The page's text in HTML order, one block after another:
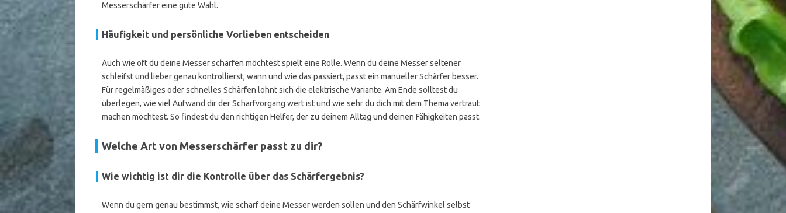
Messerschärfer eine gute Wahl.
Häufigkeit und persönliche Vorlieben entscheiden
Auch wie oft du deine Messer schärfen möchtest spielt eine Rolle. Wenn du deine Messer seltener
schleifst und lieber genau kontrollierst, wann und wie das passiert, passt ein manueller Schärfer besser.
Für regelmäßiges oder schnelles Schärfen lohnt sich die elektrische Variante. Am Ende solltest du
überlegen, wie viel Aufwand dir der Schärfvorgang wert ist und wie sehr du dich mit dem Thema vertraut
machen möchtest. So findest du den richtigen Helfer, der zu deinem Alltag und deinen Fähigkeiten passt.
Welche Art von Messerschärfer passt zu dir?
Wie wichtig ist dir die Kontrolle über das Schärfergebnis?
Wenn du gern genau bestimmst, wie scharf deine Messer werden sollen und den Schärfwinkel selbst